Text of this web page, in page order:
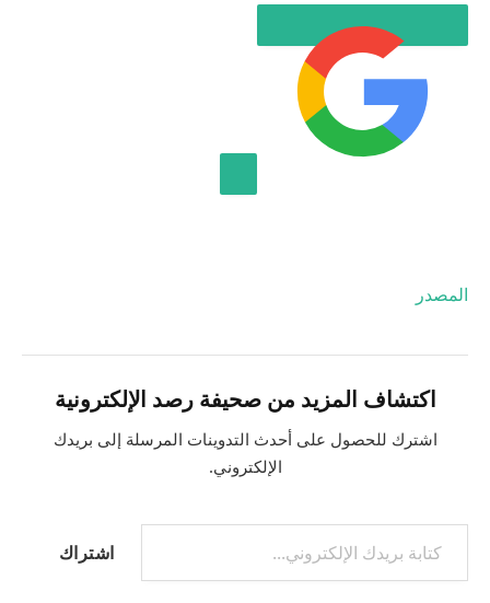
ر
ب
ل
المصدر
اكتشاف المزيد من صحيفة رصد الإلكترونية
اشترك للحصول على أحدث التدوينات المرسلة إلى بريدك
الإلكتروني.
كتابة بريدك الإلكتروني...
اشتراك